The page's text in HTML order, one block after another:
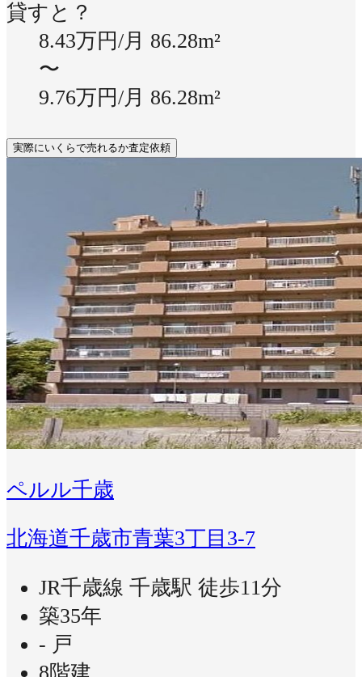
貸すと？
8.43万円/月 86.28m²
〜
9.76万円/月 86.28m²
実際にいくらで売れるか査定依頼
ペルル千歳
北海道千歳市青葉3丁目3-7
JR千歳線 千歳駅 徒歩11分
築35年
- 戸